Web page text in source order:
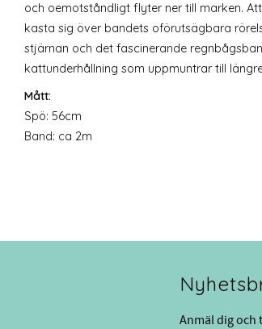
och oemotståndligt flyter ner till marken.
kasta sig över bandets oförutsägbara
stjärnan och det fascinerande
kattunderhållning som uppmuntrar till
Mått:
Spö: 56cm
Band: ca 2m
Anmäl dig och